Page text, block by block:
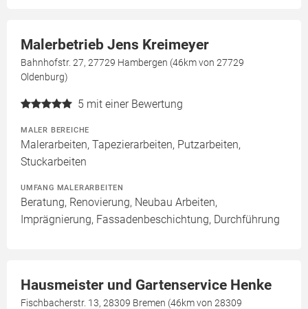
Malerbetrieb Jens Kreimeyer
Bahnhofstr. 27, 27729 Hambergen (46km von 27729
Oldenburg)
5 mit einer Bewertung
MALER BEREICHE
Malerarbeiten, Tapezierarbeiten, Putzarbeiten,
Stuckarbeiten
UMFANG MALERARBEITEN
Beratung, Renovierung, Neubau Arbeiten,
Imprägnierung, Fassadenbeschichtung, Durchführung
Hausmeister und Gartenservice Henke
Fischbacherstr. 13, 28309 Bremen (46km von 28309